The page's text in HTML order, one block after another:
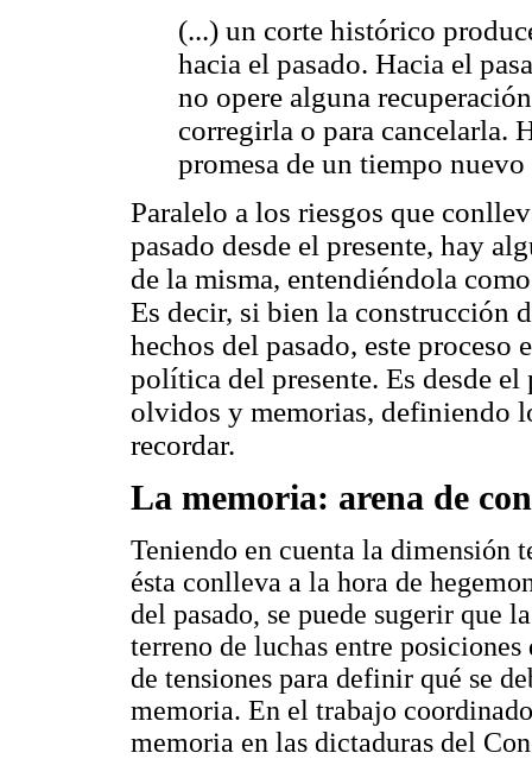
(...) un corte histórico
hacia el pasado. Hacia el
no opere alguna
corregirla o para cancelarla.
promesa de un tiempo
Paralelo a los riesgos que
pasado desde el presente, hay
de la misma, entendiéndola
Es decir, si bien la construcción
hechos del pasado, este
política del presente. Es desde el
olvidos y memorias, definiendo
recordar.
La memoria: arena de
Teniendo en cuenta la dimensión
ésta conlleva a la hora de
del pasado, se puede sugerir que
terreno de luchas entre
de tensiones para definir qué se
memoria. En el trabajo
memoria en las dictaduras del